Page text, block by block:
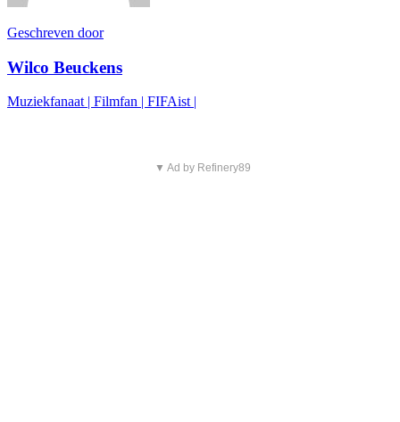
Geschreven door
Wilco Beuckens
Muziekfanaat | Filmfan | FIFAist |
▼ Ad by Refinery89